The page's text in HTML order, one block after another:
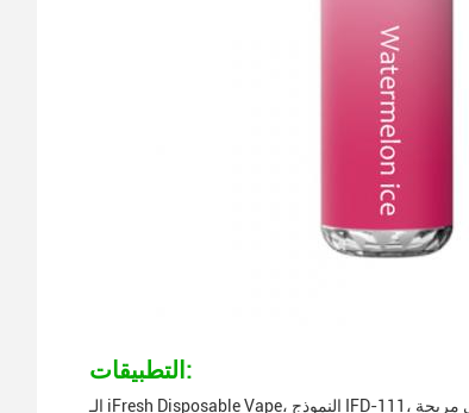
التطبيقات:
الـ iFresh Disposable Vape، النموذج IFD-111، هي واحدة من أكثر الأجهزة المستخدمة لمرة واحدة في السوق.يقدم تجربة التدخين الالكتروني مريحة